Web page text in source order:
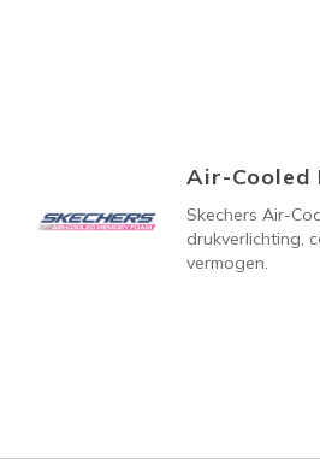
Air-Cooled
Skechers Air-
drukverlichting,
vermogen.